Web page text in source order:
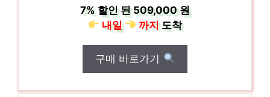
7% 할인 된509,000 원
내일
까지도착
구매 바로가기